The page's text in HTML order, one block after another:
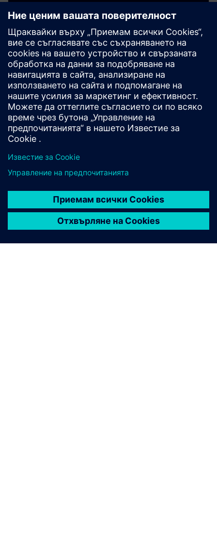
Подобрена гъвкавост със Smart
Lab Ecosystem
безопасни и енергийно ефективни лабораторни
пространства с модулна, устойчива
инфраструктура за съвременни
научноизследователски нужди.